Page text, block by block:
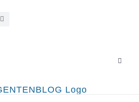
Toggle